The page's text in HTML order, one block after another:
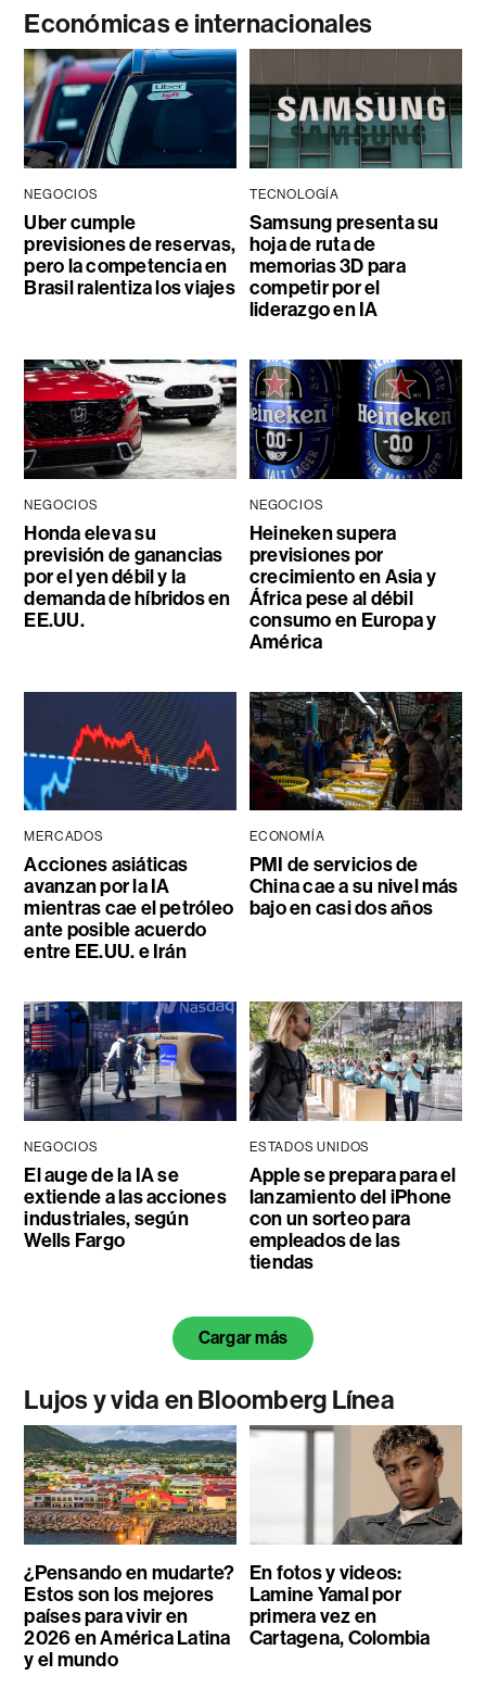
Económicas e internacionales
NEGOCIOS
Uber cumple
previsiones de reservas,
pero la competencia en
Brasil ralentiza los viajes
TECNOLOGÍA
Samsung presenta su
hoja de ruta de
memorias 3D para
competir por el
liderazgo en IA
NEGOCIOS
Honda eleva su
previsión de ganancias
por el yen débil y la
demanda de híbridos en
EE.UU.
NEGOCIOS
Heineken supera
previsiones por
crecimiento en Asia y
África pese al débil
consumo en Europa y
América
MERCADOS
Acciones asiáticas
avanzan por la IA
mientras cae el petróleo
ante posible acuerdo
entre EE.UU. e Irán
ECONOMÍA
PMI de servicios de
China cae a su nivel más
bajo en casi dos años
NEGOCIOS
El auge de la IA se
extiende a las acciones
industriales, según
Wells Fargo
ESTADOS UNIDOS
Apple se prepara para el
lanzamiento del iPhone
con un sorteo para
empleados de las
tiendas
Cargar más
Lujos y vida en Bloomberg Línea
¿Pensando en mudarte?
Estos son los mejores
países para vivir en
2026 en América Latina
y el mundo
En fotos y videos:
Lamine Yamal por
primera vez en
Cartagena, Colombia